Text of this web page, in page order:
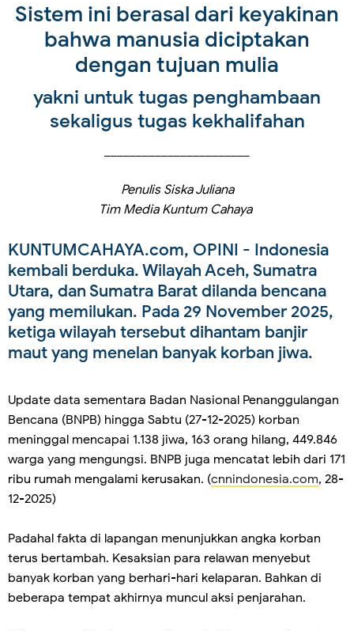
Sistem ini berasal dari keyakinan
bahwa manusia diciptakan
dengan tujuan mulia
yakni untuk tugas penghambaan
sekaligus tugas kekhalifahan
Penulis Siska Juliana
Tim Media Kuntum Cahaya
KUNTUMCAHAYA.com, OPINI - Indonesia
kembali berduka. Wilayah Aceh, Sumatra
Utara, dan Sumatra Barat dilanda bencana
yang memilukan. Pada 29 November 2025,
ketiga wilayah tersebut dihantam banjir
maut yang menelan banyak korban jiwa.
Update data sementara Badan Nasional Penanggulangan
Bencana (BNPB) hingga Sabtu (27-12-2025) korban
meninggal mencapai 1.138 jiwa, 163 orang hilang, 449.846
warga yang mengungsi. BNPB juga mencatat lebih dari 171
ribu rumah mengalami kerusakan. (cnnindonesia.com, 28-
12-2025)
Padahal fakta di lapangan menunjukkan angka korban
terus bertambah. Kesaksian para relawan menyebut
banyak korban yang berhari-hari kelaparan. Bahkan di
beberapa tempat akhirnya muncul aksi penjarahan.